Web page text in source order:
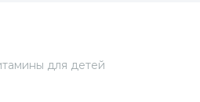
для детей